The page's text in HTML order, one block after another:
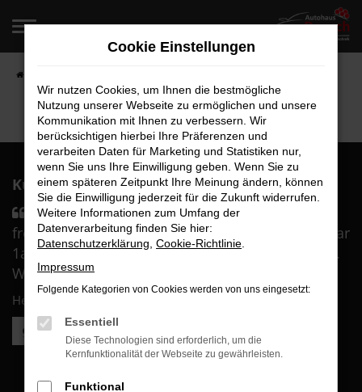
Zum
springen
Kunden über uns:
Sämtliches Personal war durch und durch
freundlich und sehr kompetent. Die Beratung war
1a und wir haben uns in besten Händen gefühlt.
Wir sind überglücklich mit ....
Herr B.
Weitere Kundenstimmen lesen
Cookie Einstellungen
Wir nutzen Cookies, um Ihnen die bestmögliche
Nutzung unserer Webseite zu ermöglichen und unsere
Kommunikation mit Ihnen zu verbessern. Wir
berücksichtigen hierbei Ihre Präferenzen und
verarbeiten Daten für Marketing und Statistiken nur,
wenn Sie uns Ihre Einwilligung geben. Wenn Sie zu
einem späteren Zeitpunkt Ihre Meinung ändern, können
Sie die Einwilligung jederzeit für die Zukunft widerrufen.
Weitere Informationen zum Umfang der
Datenverarbeitung finden Sie hier:
Datenschutzerklärung Cookie-Richtlinie
Impressum
Folgende Kategorien von Cookies werden von uns eingesetzt:
Essentiell
Diese Technologien sind erforderlich, um die
Kernfunktionalität der Webseite zu gewährleisten.
Funktional